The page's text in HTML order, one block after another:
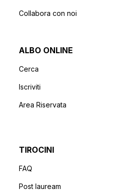
Collabora con noi
ALBO ONLINE
Cerca
Iscriviti
Area Riservata
TIROCINI
FAQ
Post lauream